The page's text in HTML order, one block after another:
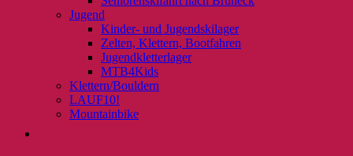
Jugend
Kinder- und Jugendskilager
Zelten, Klettern, Bootfahren
Jugendkletterlager
MTB4Kids
Klettern/Bouldern
LAUF10!
Mountainbike